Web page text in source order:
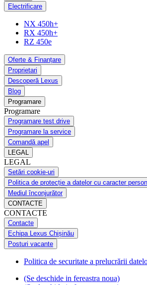
Electrificare
NX 450h+
RX 450h+
RZ 450e
Oferte & Finanțare
Proprietari
Descoperă Lexus
Blog
Programare
Programare
Programare test drive
Programare la service
Comandă apel
LEGAL
LEGAL
Setări cookie-uri
Politica de protecție a datelor cu caracter
Mediul înconjurător
CONTACTE
CONTACTE
Contacte
Echipa Lexus Chișinău
Posturi vacante
Politica de securitate a prelucrării
(Se deschide in fereastra noua)